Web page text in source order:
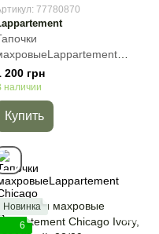
77780870
Dark Grey, Cерый,
39 см
200 грн
наличии
Купить
Новинка
6